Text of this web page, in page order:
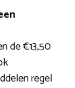
de €13,50
regel